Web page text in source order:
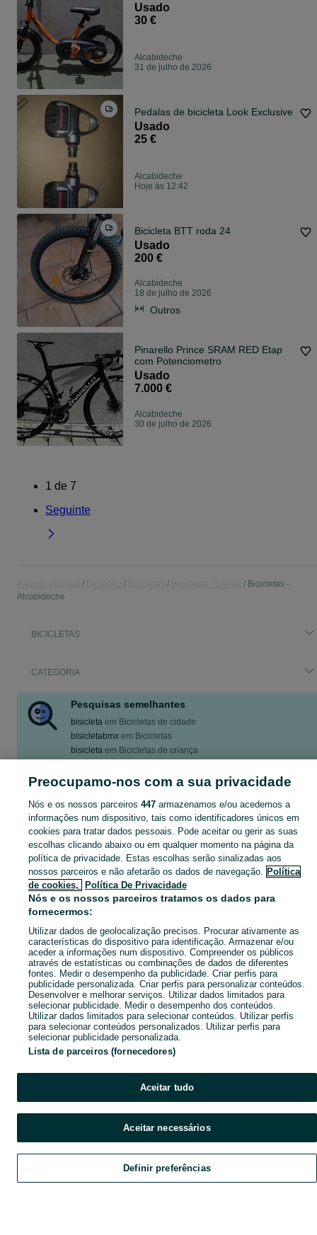
Usado
30 €
Alcabideche
31 de julho de 2026
Pedalas de bicicleta Look Exclusive
Usado
25 €
Alcabideche
Hoje às 12:42
Bicicleta BTT roda 24
Usado
200 €
Alcabideche
18 de julho de 2026
Outros
Pinarello Prince SRAM RED Etap
com Potenciometro
Usado
7.000 €
Alcabideche
30 de julho de 2026
1 de 7
Seguinte
Bicicletas -
Alcabideche
BICICLETAS
CATEGORIA
Pesquisas semelhantes
bisicleta em Bicicletas de cidade
bisicletabmx em Bicicletas
bisicleta em Bicicletas de criança
bisicleta em Bicicletas Cross
bisicleta - Anúncios Classificados Bicicletas Alcabideche - encontre o que procura. Veja os anúncios ou publique o seu anúncio grátis no OLX. Mostrar
Mapa do site
Mapa das freguesias
Explorar Favoritos Vender Chat Conta
Preocupamo-nos com a sua privacidade
Nós e os nossos parceiros 447armazenamos e/ou acedemos a
informações num dispositivo, tais como identificadores únicos em
cookies para tratar dados pessoais. Pode aceitar ou gerir as suas
escolhas clicando abaixo ou em qualquer momento na página da
política de privacidade. Estas escolhas serão sinalizadas aos
nossos parceiros e não afetarão os dados de navegação. Política
de cookies,
Política De Privacidade
Nós e os nossos parceiros tratamos os dados para
fornecermos:
Utilizar dados de geolocalização precisos. Procurar ativamente as
características do dispositivo para identificação. Armazenar e/ou
aceder a informações num dispositivo. Compreender os públicos
através de estatísticas ou combinações de dados de diferentes
fontes. Medir o desempenho da publicidade. Criar perfis para
publicidade personalizada. Criar perfis para personalizar conteúdos.
Desenvolver e melhorar serviços. Utilizar dados limitados para
selecionar publicidade. Medir o desempenho dos conteúdos.
Utilizar dados limitados para selecionar conteúdos. Utilizar perfis
para selecionar conteúdos personalizados. Utilizar perfis para
selecionar publicidade personalizada.
Lista de parceiros (fornecedores)
Aceitar tudo
Aceitar necessários
Definir preferências